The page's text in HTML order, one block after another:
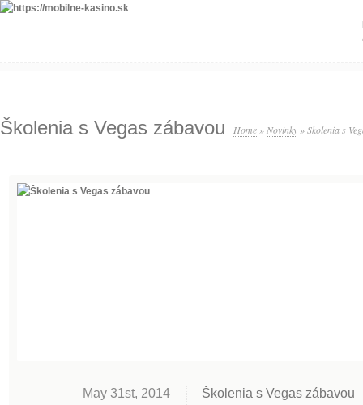
Školenia s Vegas zábavou Home » Novinky »Školenia s
May 31st, 2014 Školenia s Vegas zábavou